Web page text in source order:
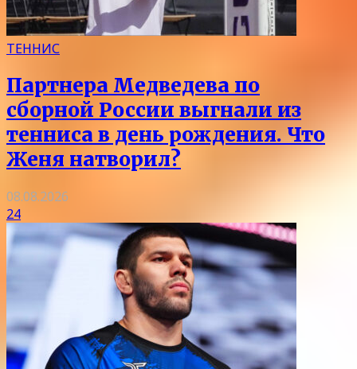
ТЕННИС
Партнера Медведева по
сборной России выгнали из
тенниса в день рождения. Что
Женя натворил?
08.08.2026
24